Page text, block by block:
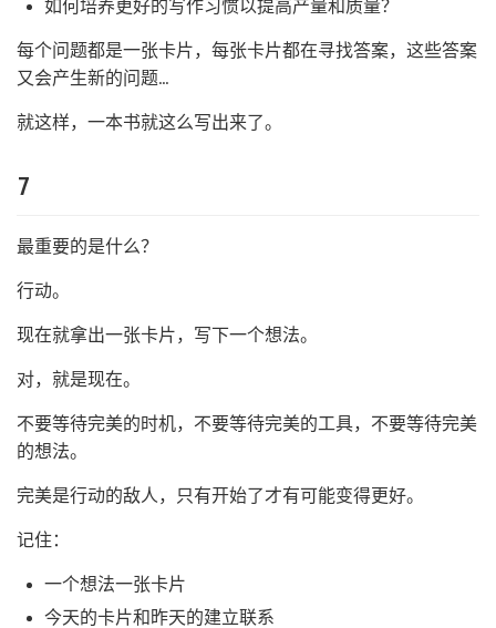
如何培养更好的写作习惯以提高产量和质量？
每个问题都是一张卡片，每张卡片都在寻找答案，这些答案
又会产生新的问题…
就这样，一本书就这么写出来了。
7
最重要的是什么？
行动。
现在就拿出一张卡片，写下一个想法。
对，就是现在。
不要等待完美的时机，不要等待完美的工具，不要等待完美
的想法。
完美是行动的敌人，只有开始了才有可能变得更好。
记住：
一个想法一张卡片
今天的卡片和昨天的建立联系